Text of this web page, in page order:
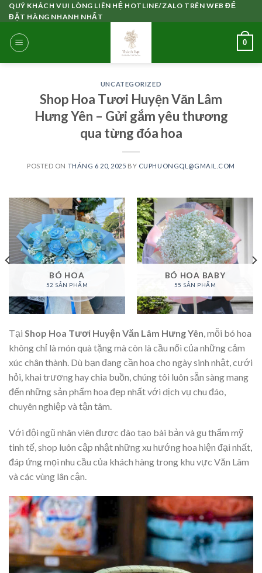
Skip
to
content
QUÝ KHÁCH VUI LÒNG LIÊN HỆ HOTLINE/ZALO TRÊN WEB ĐỂ
ĐẶT HÀNG NHANH NHẤT
0
UNCATEGORIZED
Shop Hoa Tươi Huyện Văn Lâm
Hưng Yên – Gửi gắm yêu thương
qua từng đóa hoa
POSTED ON THÁNG 6 20, 2025 BY CUPHUONGQL@GMAIL.COM
BÓ HOA
52 SẢN PHẨM
BÓ HOA BABY
55 SẢN PHẨM
Tại Shop Hoa Tươi Huyện Văn Lâm Hưng Yên , mỗi bó hoa
không chỉ là món quà tặng mà còn là cầu nối của những cảm
xúc chân thành. Dù bạn đang cần hoa cho ngày sinh nhật, cưới
hỏi, khai trương hay chia buồn, chúng tôi luôn sẵn sàng mang
đến những sản phẩm hoa đẹp nhất với dịch vụ chu đáo,
chuyên nghiệp và tận tâm.
Với đội ngũ nhân viên được đào tạo bài bản và gu thẩm mỹ
tinh tế, shop luôn cập nhật những xu hướng hoa hiện đại nhất,
đáp ứng mọi nhu cầu của khách hàng trong khu vực Văn Lâm
và các vùng lân cận.